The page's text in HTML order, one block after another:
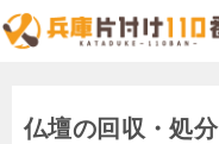
仏壇の回収・処